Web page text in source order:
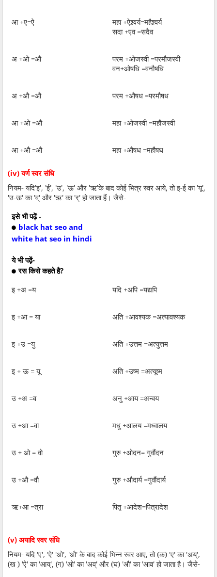
आ +ए=ऐ
महा +ऐश्र्वर्य=महैश्र्वर्य
सदा +एव =सदैव
अ +ओ =औ
परम +ओजस्वी =परमौजस्वी
वन+ओषधि =वनौषधि
अ +औ =औ परम +औषध =परमौषध
आ +ओ =औ महा +ओजस्वी =महौजस्वी
आ +औ =औ महा +औषध =महौषध
(iv)यर्ण स्वर संधि
नियम- यदि'इ', 'ई', 'उ', 'ऊ' और 'ऋ'के बाद कोई भित्र स्वर आये,तो इ-ई का 'यू',
'उ-ऊ'का 'व्' और 'ऋ'का 'र्'हो जाता हैं। जैसे-
इसे भी पढ़ें -
black hat seo and
white hat seo in hindi
ये भी पढ़ें-
रस किसे कहते है?
इ +अ =य
यदि +अपि =यद्यपि
इ +आ = या अति +आवश्यक =अत्यावश्यक
इ +उ =यु अति +उत्तम =अत्युत्तम
इ + ऊ = यू अति +उष्म =अत्यूष्म
उ +अ =व अनु +आय =अन्वय
उ +आ =वा मधु +आलय =मध्वालय
उ + ओ = वो गुरु +ओदन= गुवौंदन
उ +औ =वौ गुरु +औदार्य =गुवौंदार्य
ऋ+आ =त्रा पितृ +आदेश=पित्रादेश
(v) अयादि स्वर संधि
नियम- यदि 'ए', 'ऐ' 'ओ', 'औ'के बाद कोई भिन्न स्वर आए,तो (क) 'ए'का 'अय्',
(ख ) 'ऐ'का 'आय्', (ग) 'ओ'का 'अव्' और (घ) 'औ'का 'आव'हो जाता है। जैसे-